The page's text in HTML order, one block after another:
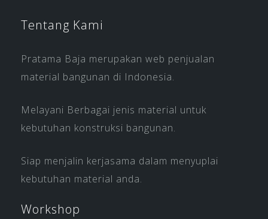
Tentang Kami
Pratama Baja merupakan web penjualan
material bangunan di Indonesia.
Melayani Berbagai jenis material untuk
kebutuhan konstruksi bangunan.
Siap menjalin kerjasama dalam menyuplai
kebutuhan material anda.
Workshop